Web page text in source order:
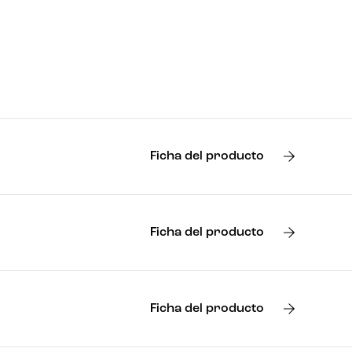
Ficha del producto
Ficha del producto
Ficha del producto